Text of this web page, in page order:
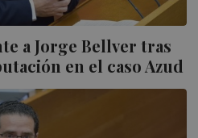
a Jorge Bellver tras
en el caso Azud